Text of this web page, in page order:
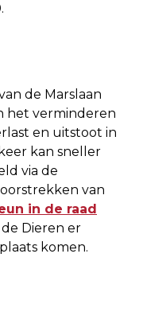
de Marslaan
het verminderen
en uitstoot in
kan sneller
via de
van
in de raad
Dieren er
komen.